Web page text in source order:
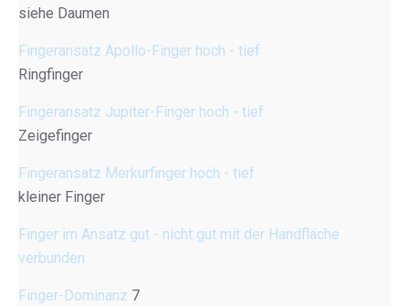
siehe Daumen
Fingeransatz Apollo-Finger hoch - tief
Ringfinger
Fingeransatz Jupiter-Finger hoch - tief
Zeigefinger
Fingeransatz Merkurfinger hoch - tief
kleiner Finger
Finger im Ansatz gut - nicht gut mit der Handfläche
verbunden
Finger-Dominanz 7